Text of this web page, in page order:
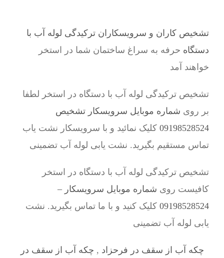
تشخیص کاران و سرویسکاران ترکیدگی لوله آب با
دستگاه حرفه به سراغ ساختمان شما در استخر
خواهند آمد
تشخیص ترکیدگی لوله آب با دستگاه در استخر لطفا
بر روی شماره موبایل سرویسکار تشخیص
09198528524 کلیک نمائید و با سرویسکار نشت یاب
تماس مستقیم بگیرید. نشت یابی لوله آب تضمینی
تشخیص ترکیدگی لوله آب با دستگاه در استخر
کافیست روی شماره موبایل سرویسکار –
09198528524 کلیک کنید و با ما تماس بگیرید. نشت
یابی لوله آب تضمینی
چکه آب از سقف در فرحزاد , چکه آب از سقف در